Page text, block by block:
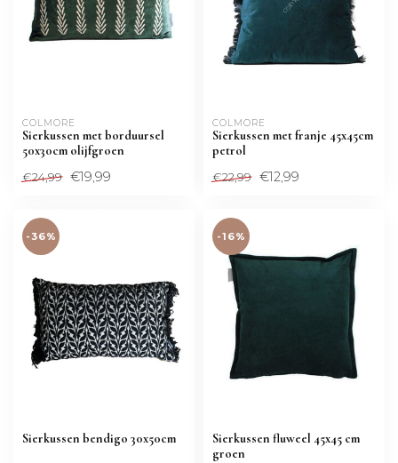
COLMORE
Sierkussen met borduursel
50x30cm olijfgroen
€24,99 €19,99
COLMORE
Sierkussen met franje 45x45cm
petrol
€22,99 €12,99
-36%
Sierkussen bendigo 30x50cm
-16%
Sierkussen fluweel 45x45 cm
groen